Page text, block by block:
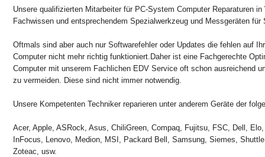
Unsere qualifizierten Mitarbeiter für PC-System Computer Reparaturen
Fachwissen und entsprechendem Spezialwerkzeug und Messgeräten für
Oftmals sind aber auch nur Softwarefehler oder Updates die fehlen auf
Computer nicht mehr richtig funktioniert.Daher ist eine Fachgerechte
Computer mit unserem Fachlichen EDV Service oft schon ausreichend
zu vermeiden. Diese sind nicht immer notwendig.
Unsere Kompetenten Techniker reparieren unter anderem Geräte der
Acer, Apple, ASRock, Asus, ChiliGreen, Compaq, Fujitsu, FSC, Dell,
InFocus, Lenovo, Medion, MSI, Packard Bell, Samsung, Siemes,
Zoteac, usw.